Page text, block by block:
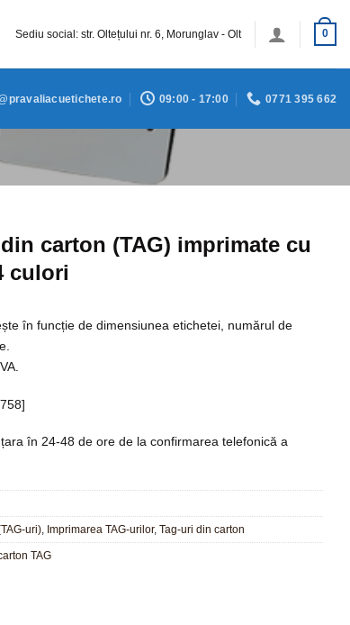
Sediu social: str. Oltețului nr. 6, Morunglav - Olt 0
09:00 - 17:00 0771 395 662
carton (TAG) imprimate cu
culori
în funcție de dimensiunea etichetei, numărul de
în 24-48 de ore de la confirmarea telefonică a
uri), Imprimarea TAG-urilor, Tag-uri din carton
TAG